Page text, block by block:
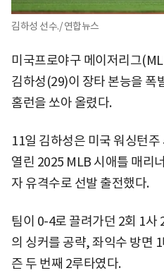
김하성 선수./ 연합뉴스
미국프로야구 메이저리그
김하성(29)이 장타 본능을 폭
홈런을 쏘아 올렸다.
11일 김하성은 미국 워싱턴
열린 2025 MLB 시애틀 매리
자 유격수로 선발 출전했다.
팀이 0-4로 끌려가던 2회 1사
의 싱커를 공략, 좌익수 방면
즌 두 번째 2루타였다.